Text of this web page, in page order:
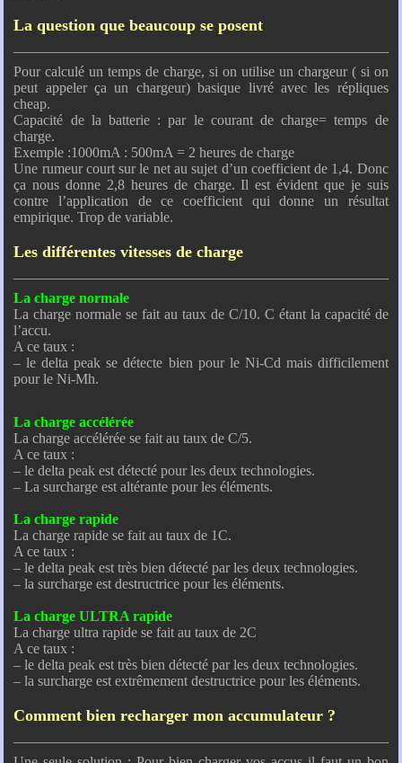
La question que beaucoup se posent
Pour calculé un temps de charge, si on utilise un chargeur ( si on
peut appeler ça un chargeur) basique livré avec les répliques
cheap.
Capacité de la batterie : par le courant de charge= temps de
charge.
Exemple :1000mA : 500mA = 2 heures de charge
Une rumeur court sur le net au sujet d’un coefficient de 1,4. Donc
ça nous donne 2,8 heures de charge. Il est évident que je suis
contre l’application de ce coefficient qui donne un résultat
empirique. Trop de variable.
Les différentes vitesses de charge
La charge normale
La charge normale se fait au taux de C/10. C étant la capacité de
l’accu.
A ce taux :
– le delta peak se détecte bien pour le Ni-Cd mais difficilement
pour le Ni-Mh.
La charge accélérée
La charge accélérée se fait au taux de C/5.
A ce taux :
– le delta peak est détecté pour les deux technologies.
– La surcharge est altérante pour les éléments.
La charge rapide
La charge rapide se fait au taux de 1C.
A ce taux :
– le delta peak est très bien détecté par les deux technologies.
– la surcharge est destructrice pour les éléments.
La charge ULTRA rapide
La charge ultra rapide se fait au taux de 2C
A ce taux :
– le delta peak est très bien détecté par les deux technologies.
– la surcharge est extrêmement destructrice pour les éléments.
Comment bien recharger mon accumulateur ?